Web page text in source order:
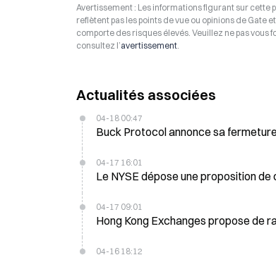
Avertissement : Les informations figurant sur cette
reflètent pas les points de vue ou opinions de
comporte des risques élevés. Veuillez ne pas
consultez l’avertissement.
Actualités associées
04-18 00:47
Buck Protocol annonce sa
04-17 16:01
Le NYSE dépose une proposition
04-17 09:01
Hong Kong Exchanges propose de
04-16 18:12